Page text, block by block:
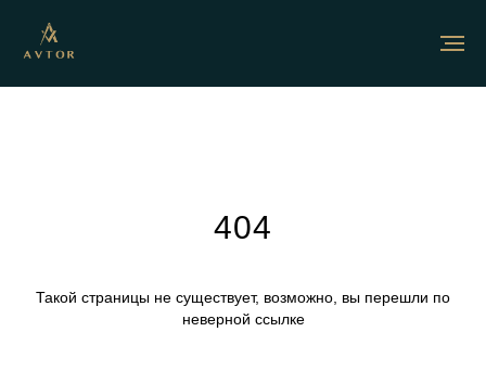
404
Такой страницы не существует, возможно, вы перешли по
неверной ссылке